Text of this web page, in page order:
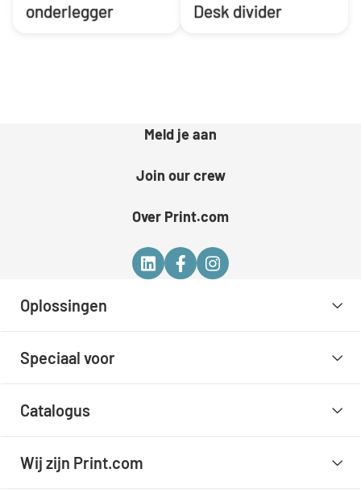
onderlegger
Desk divider
Meld je aan
Join our crew
Over Print.com
Oplossingen
Speciaal voor
Catalogus
Wij zijn Print.com